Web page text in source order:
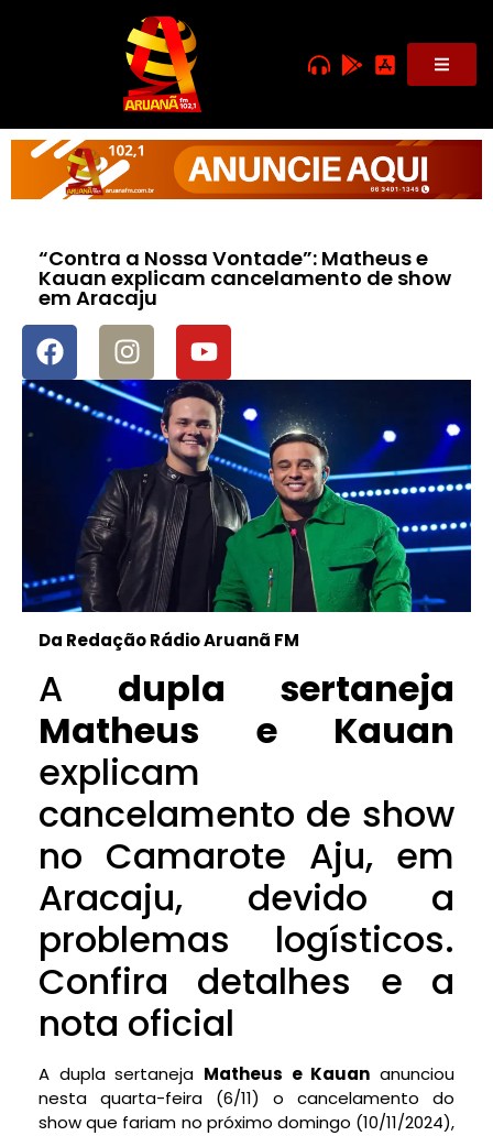
“Contra a Nossa Vontade”: Matheus e
Kauan explicam cancelamento de show
em Aracaju
Da Redação Rádio Aruanã FM
A dupla sertaneja
Matheus e Kauan
explicam
cancelamento de show
no Camarote Aju, em
Aracaju, devido a
problemas logísticos.
Confira detalhes e a
nota oficial
A dupla sertaneja Matheus e Kauan anunciou
nesta quarta-feira (6/11) o cancelamento do
show que fariam no próximo domingo (10/11/2024),